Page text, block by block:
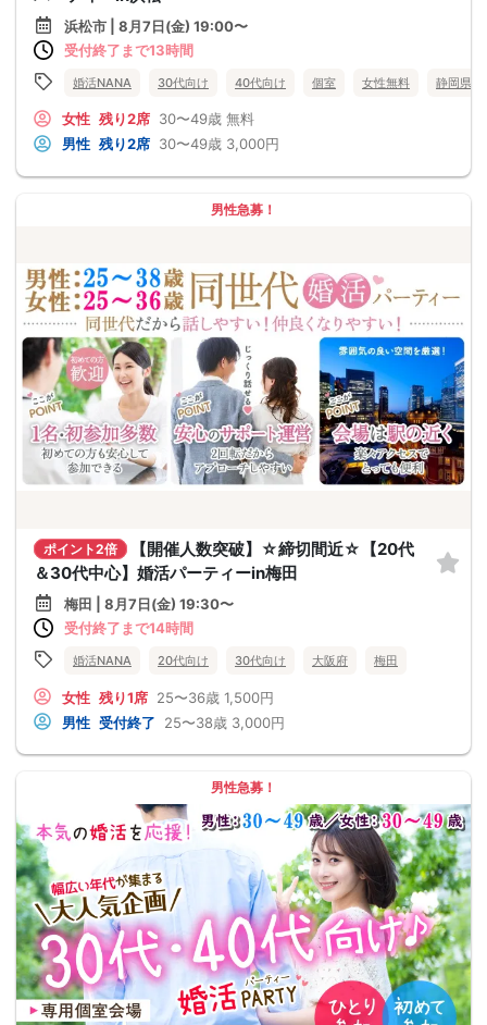
浜松市 | 8月7日(金) 19:00〜
受付終了まで13時間
婚活NANA 30代向け 40代向け 個室 女性無料 静岡県
女性 残り2席 30〜49歳 無料
男性 残り2席 30〜49歳 3,000円
男性急募！
ポイント2倍
【開催人数突破】☆締切間近☆【20代
＆30代中心】婚活パーティーin梅田
梅田 | 8月7日(金) 19:30〜
受付終了まで14時間
婚活NANA 20代向け 30代向け 大阪府 梅田
女性 残り1席 25〜36歳 1,500円
男性 受付終了 25〜38歳 3,000円
男性急募！